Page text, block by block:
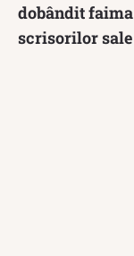
dobândit
scrisorilor